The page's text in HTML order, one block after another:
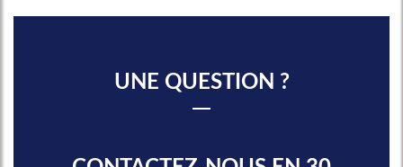
UNE QUESTION ?